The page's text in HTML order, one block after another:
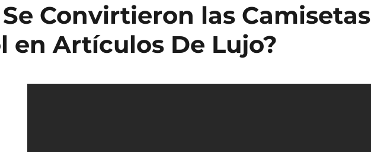
Convirtieron las Camisetas
en Artículos De Lujo?